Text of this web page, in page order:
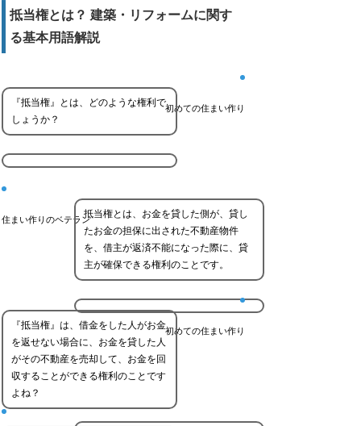
抵当権とは？ 建築・リフォームに関す
る基本用語解説
初めての住まい作り
『抵当権』とは、どのような権利で
しょうか？
住まい作りのベテラン抵当権とは、お金を貸した側が、貸し
たお金の担保に出された不動産物件
を、借主が返済不能になった際に、貸
主が確保できる権利のことです。
初めての住まい作り
『抵当権』は、借金をした人がお金
を返せない場合に、お金を貸した人
がその不動産を売却して、お金を回
収することができる権利のことです
よね？